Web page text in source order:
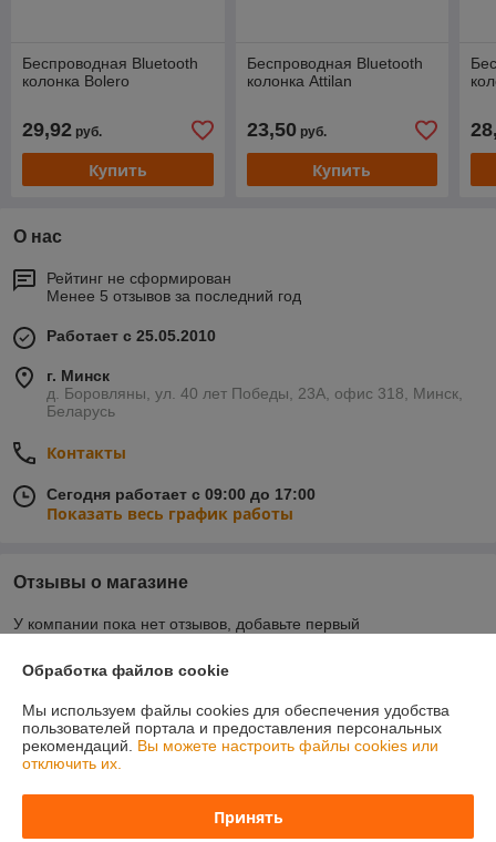
Беспроводная Bluetooth
колонка Bolero
29,92 руб.
Купить
Беспроводная Bluetooth
колонка Attilan
23,50руб.
Купить
О нас
Рейтинг не сформирован
Менее 5 отзывов за последний год
Работает с 25.05.2010
г. Минск
д. Боровляны, ул. 40 лет Победы, 23А, офис 318, Минск,
Беларусь
Контакты
Сегодня работает с 09:00 до 17:00
Показать весь график работы
Отзывы о магазине
У компании пока нет отзывов, добавьте первый
Контакты
Доставка и оплата
Обработка файлов cookie
Мы используем файлы cookies для обеспечения удобства
пользователей портала и предоставления персональных
рекомендаций. Вы можете настроить файлы cookies или
отключить их.
Принять